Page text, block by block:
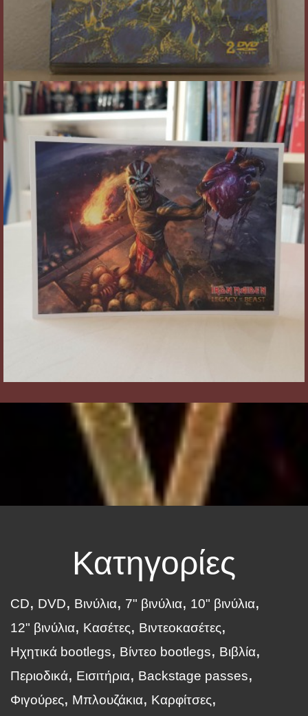
Κατηγορίες
CD DVD Βινύλια 7" βινύλια
10" βινύλια
12" βινύλια
Κασέτες
Βιντεοκασέτες
Ηχητικά bootlegs
Βίντεο bootlegs
Βιβλία
Περιοδικά
Εισιτήρια
Backstage passes
Φιγούρες
Μπλουζάκια
Καρφίτσες